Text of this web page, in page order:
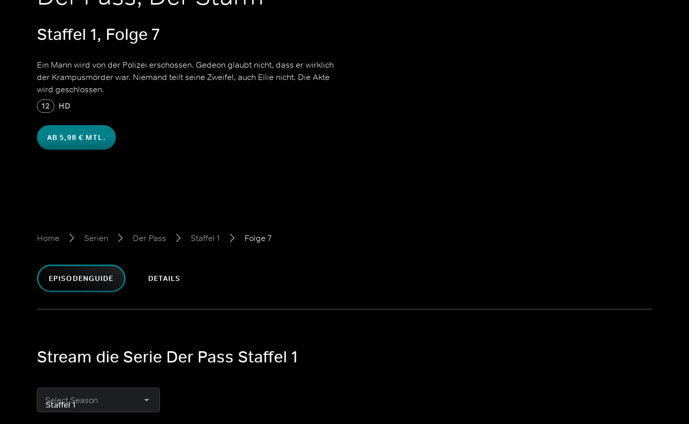
Staffel 1, Folge 7
Ein Mann wird von der Polizei erschossen. Gedeon glaubt nicht, dass er wirklich
der Krampusmörder war. Niemand teilt seine Zweifel, auch Ellie nicht. Die Akte
wird geschlossen.
12 HD
AB 5,98 € MTL.
Home Serien Der Pass Staffel 1 Folge 7
EPISODENGUIDE DETAILS
Stream die Serie Der Pass Staffel 1
Select Season